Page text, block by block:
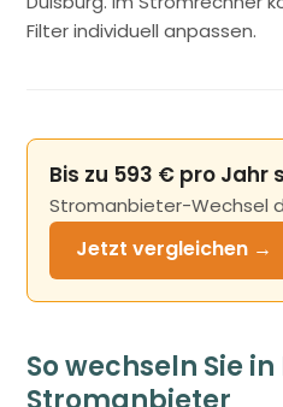
Filter individuell anpassen.
Bis zu 593 € pro Jahr
Stromanbieter-Wechsel
Jetzt vergleichen →
So wechseln Sie